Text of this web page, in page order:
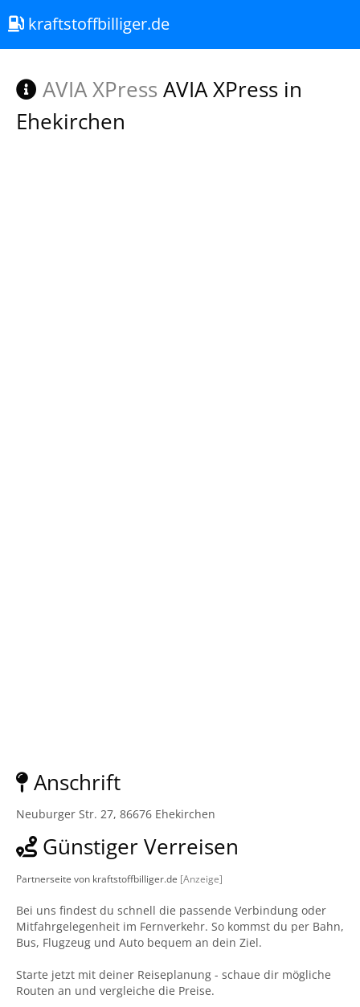
kraftstoffbilliger.de
AVIA XPress AVIA XPress in
Ehekirchen
Anschrift
Neuburger Str. 27, 86676 Ehekirchen
Günstiger Verreisen
Partnerseite von kraftstoffbilliger.de [Anzeige]
Bei uns findest du schnell die passende Verbindung oder
Mitfahrgelegenheit im Fernverkehr. So kommst du per Bahn,
Bus, Flugzeug und Auto bequem an dein Ziel.
Starte jetzt mit deiner Reiseplanung - schaue dir mögliche
Routen an und vergleiche die Preise.